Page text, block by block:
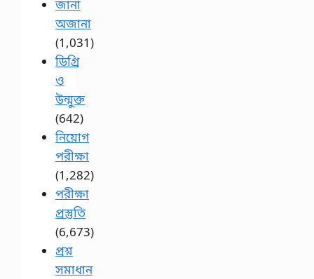
জানা
অজানা
(1,031)
ডিগ্রি
ও
উন্মুক্ত
(642)
নিয়োগ
পরীক্ষা
(1,282)
পরীক্ষা
প্রস্তুতি
(6,673)
প্রশ্ন
সমাধান